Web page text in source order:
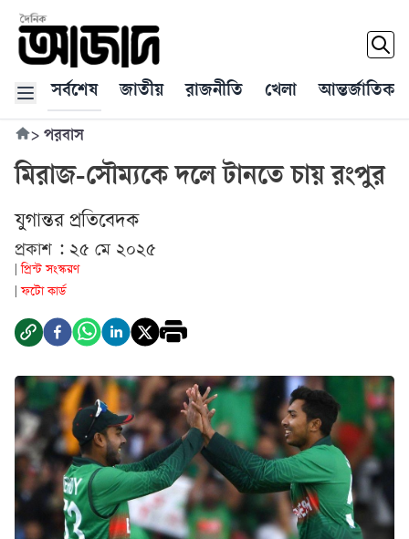
সর্বশেষ জাতীয় রাজনীতি খেলা আন্তর্জাতিক
> পরবাস
মিরাজ-সৌম্যকে দলে টানতে চায় রংপুর
যুগান্তর প্রতিবেদক
প্রকাশ : ২৫ মে ২০২৫
প্রিন্ট সংস্করণ
ফটো কার্ড